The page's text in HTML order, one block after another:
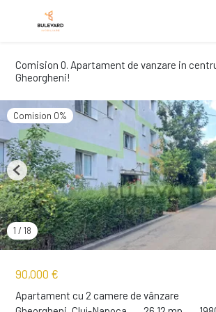
Comision 0. Apartament de vanzare in
Gheorgheni!
90,000 €
Apartament cu 2 camere de vânzare
Comision 0%
1 / 18
Previous